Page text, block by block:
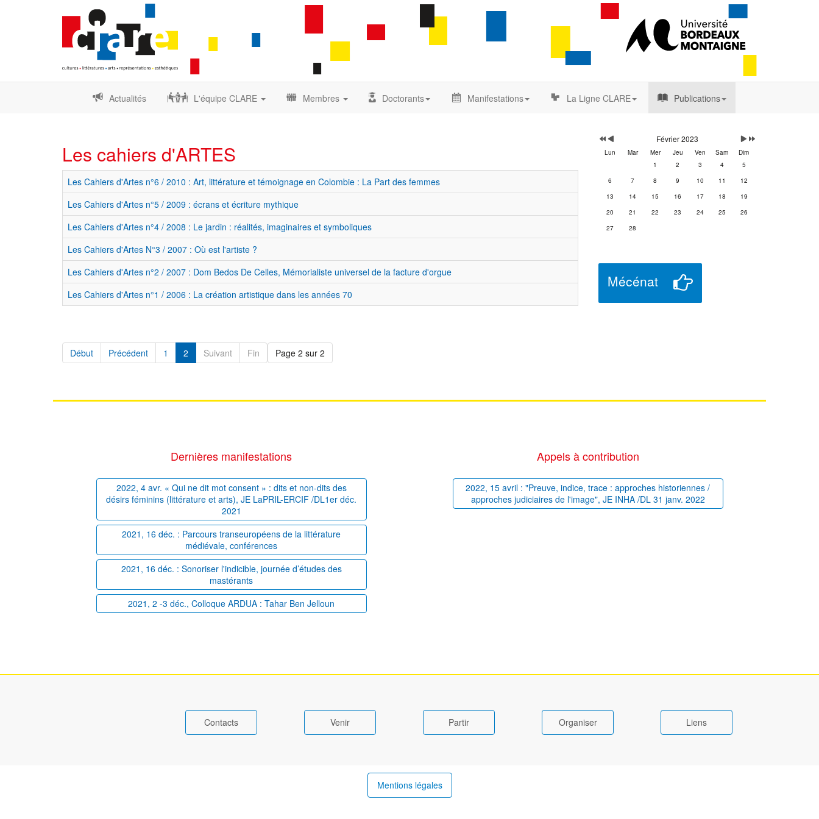
Actualités L'équipe CLARE Membres Doctorants Manifestations La Ligne CLARE Publications
Les cahiers d'ARTES
Les Cahiers d'Artes n°6 / 2010 : Art, littérature et témoignage en Colombie : La Part des femmes
Les Cahiers d'Artes n°5 / 2009 : écrans et écriture mythique
Les Cahiers d'Artes n°4 / 2008 : Le jardin : réalités, imaginaires et symboliques
Les Cahiers d'Artes N°3 / 2007 : Où est l'artiste ?
Les Cahiers d'Artes n°2 / 2007 : Dom Bedos De Celles, Mémorialiste universel de la facture d'orgue
Les Cahiers d'Artes n°1 / 2006 : La création artistique dans les années 70
Page 2 sur 2
Début Précédent 1 2 Suivant Fin
Février 2023
Lun Mar Mer Jeu Ven Sam
Dim
1
2 3 4
5
6
7 8 9 10 11
12
13
14 15 16 17 18
19
20
21 22 23 24 25
26
27
28
Mécénat
Dernières manifestations
2022, 4 avr. « Qui ne dit mot consent » : dits et non-dits des
désirs féminins (littérature et arts), JE LaPRIL-ERCIF /DL1er déc.
2021
2021, 16 déc. : Parcours transeuropéens de la littérature
médiévale, conférences
2021, 16 déc. : Sonoriser l'indicible, journée d’études des
mastérants
2021, 2 -3 déc., Colloque ARDUA : Tahar Ben Jelloun
Appels à contribution
2022, 15 avril : "Preuve, indice, trace : approches historiennes /
approches judiciaires de l'image", JE INHA /DL 31 janv. 2022
Contacts Venir Partir Organiser Liens
Mentions légales